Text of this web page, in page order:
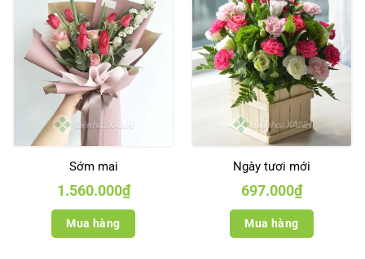
Sớm mai
1.560.000₫
Mua hàng
Ngày tươi mới
697.000₫
Mua hàng